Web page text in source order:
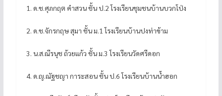
1. ด.ช.ศุภกฤต คำสวน ชั้น ป.2 โรงเรียนชุมชนบ้านบวกโป่ง
2. ด.ช.จักรกฤษ สุมา ชั้น ม.1 โรงเรียนบ้านปงท่าข้าม
3. น.ส.ณีรนุช ถ้วยแก้ว ชั้น ม.3 โรงเรียนวัดศรีดอก
4. ด.ญ.ณัฐชญา การะสอน ชั้น ป.6 โรงเรียนบ้านน้ำฮอก